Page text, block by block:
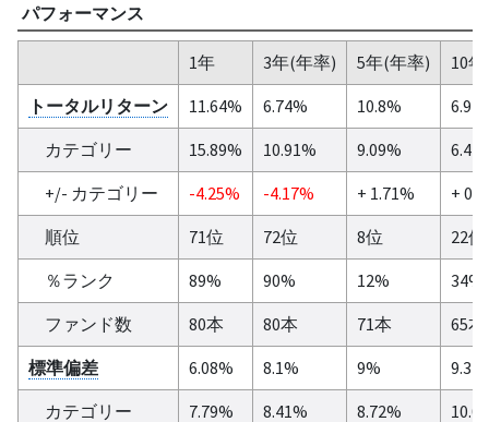
パフォーマンス
1年 3年(年率) 5年(年率)
10
トータルリターン
11.64% 6.74% 10.8%
カテゴリー
15.89% 10.91% 9.09%
+/- カテゴリー
-4.25% -4.17% + 1.71%
+
順位
71位 72位 8位
22位
％ランク
89% 90% 12%
34%
ファンド数
80本 80本 71本
65本
標準偏差
6.08% 8.1% 9%
カテゴリー
7.79% 8.41% 8.72%